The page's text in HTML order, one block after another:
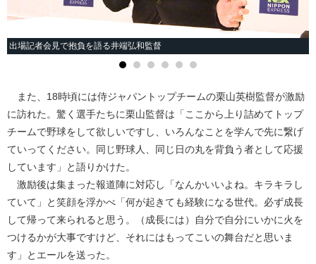
出場記者会見で抱負を語る井端弘和監督
また、18時頃には侍ジャパントップチームの栗山英樹監督が激励
に訪れた。驚く選手たちに栗山監督は「ここから上り詰めてトップ
チームで野球をして欲しいですし、いろんなことを学んで先に繋げ
ていってください。同じ野球人、同じ日の丸を背負う者として応援
しています」と語りかけた。
激励後は集まった報道陣に対応し「なんかいいよね。キラキラし
ていて」と笑顔を浮かべ「何が起きても経験になる世代。必ず成長
して帰って来られると思う。（成長には）自分で自分にいかに火を
つけるかが大事ですけど、それにはもってこいの舞台だと思いま
す」とエールを送った。